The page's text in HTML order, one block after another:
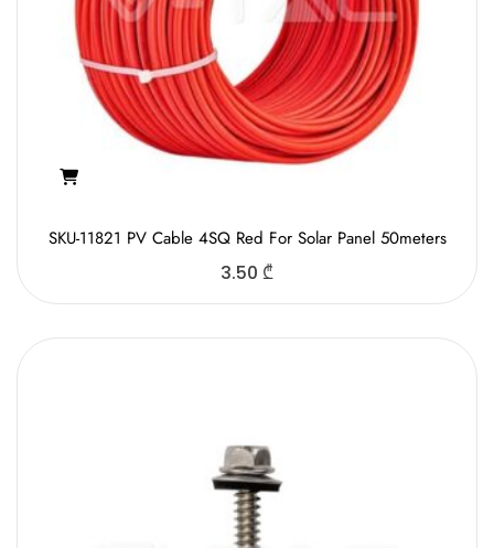
SKU-11821 PV Cable 4SQ Red For Solar Panel 50meters
3.50 ₾